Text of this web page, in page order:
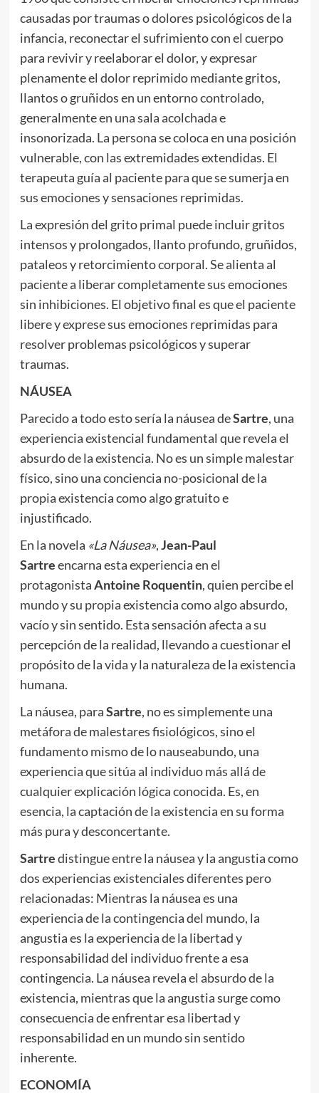
causadas por traumas o dolores psicológicos de la
infancia, reconectar el sufrimiento con el cuerpo
para revivir y reelaborar el dolor, y expresar
plenamente el dolor reprimido mediante gritos,
llantos o gruñidos en un entorno controlado,
generalmente en una sala acolchada e
insonorizada. La persona se coloca en una posición
vulnerable, con las extremidades extendidas. El
terapeuta guía al paciente para que se sumerja en
sus emociones y sensaciones reprimidas.
La expresión del grito primal puede incluir gritos
intensos y prolongados, llanto profundo, gruñidos,
pataleos y retorcimiento corporal. Se alienta al
paciente a liberar completamente sus emociones
sin inhibiciones. El objetivo final es que el paciente
libere y exprese sus emociones reprimidas para
resolver problemas psicológicos y superar
traumas.
NÁUSEA
Parecido a todo esto sería la náusea deSartre, una
experiencia existencial fundamental que revela el
absurdo de la existencia. No es un simple malestar
físico, sino una conciencia no-posicional de la
propia existencia como algo gratuito e
injustificado.
En la novela «LaNáusea»,Jean-Paul
Sartreencarna esta experiencia en el
protagonistaAntoine Roquentin, quien percibe el
mundo y su propia existencia como algo absurdo,
vacío y sin sentido. Esta sensación afecta a su
percepción de la realidad, llevando a cuestionar el
propósito de la vida y la naturaleza de la existencia
humana.
La náusea, paraSartre, no es simplemente una
metáfora de malestares fisiológicos, sino el
fundamento mismo de lo nauseabundo, una
experiencia que sitúa al individuo más allá de
cualquier explicación lógica conocida. Es, en
esencia, la captación de la existencia en su forma
más pura y desconcertante.
Sartredistingue entre la náusea y la angustia como
dos experiencias existenciales diferentes pero
relacionadas: Mientras la náusea es una
experiencia de la contingencia del mundo, la
angustia es la experiencia de la libertad y
responsabilidad del individuo frente a esa
contingencia. La náusea revela el absurdo de la
existencia, mientras que la angustia surge como
consecuencia de enfrentar esa libertad y
responsabilidad en un mundo sin sentido
inherente.
ECONOMÍA